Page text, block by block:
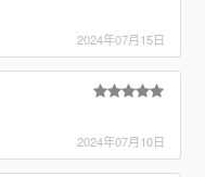
2024年07月15日
2024年07月10日